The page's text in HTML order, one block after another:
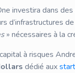
investira dans
d’infrastructures
» nécessaires à la
à risques
dédié aux